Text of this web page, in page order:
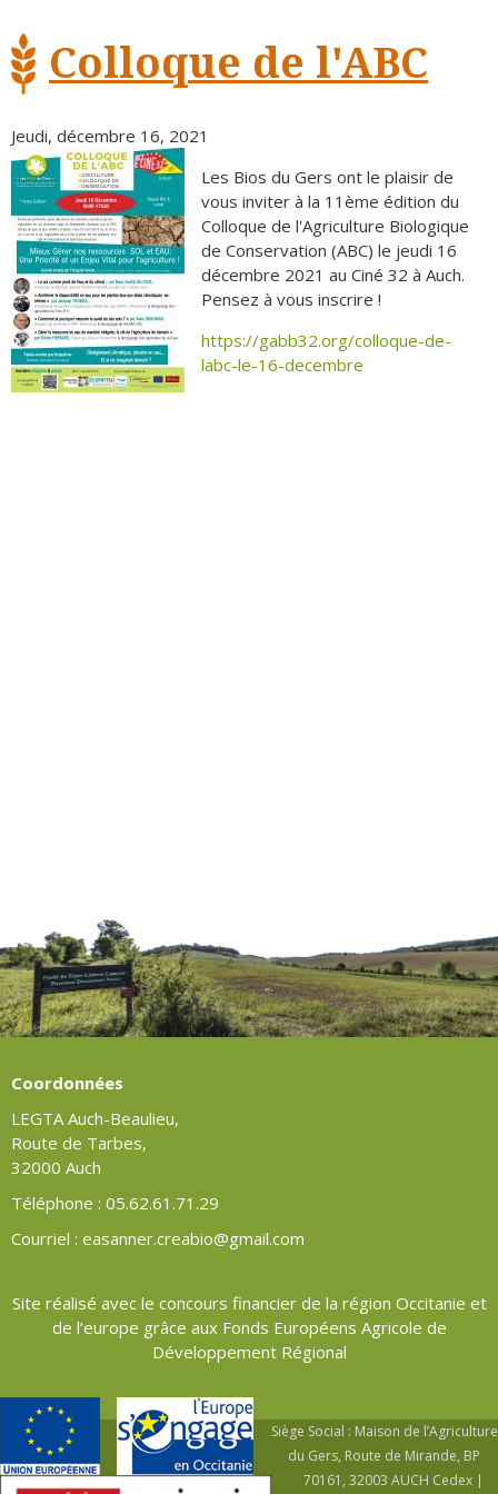
Colloque de l'ABC
Jeudi, décembre 16, 2021
Les Bios du Gers ont le plaisir de
vous inviter à la 11ème édition du
Colloque de l'Agriculture Biologique
de Conservation (ABC) le jeudi 16
décembre 2021 au Ciné 32 à Auch.
Pensez à vous inscrire !
https://gabb32.org/colloque-de-
labc-le-16-decembre
Coordonnées
LEGTA Auch-Beaulieu,
Route de Tarbes,
32000 Auch
Téléphone : 05.62.61.71.29
Courriel : easanner.creabio@gmail.com
Site réalisé avec le concours financier de la région Occitanie et
de l’europe grâce aux Fonds Européens Agricole de
Développement Régional
Siège Social : Maison de l’Agriculture
du Gers, Route de Mirande, BP
70161, 32003 AUCH Cedex |